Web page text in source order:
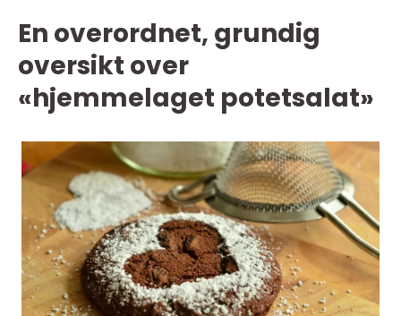
En overordnet, grundig
oversikt over
«hjemmelaget potetsalat»